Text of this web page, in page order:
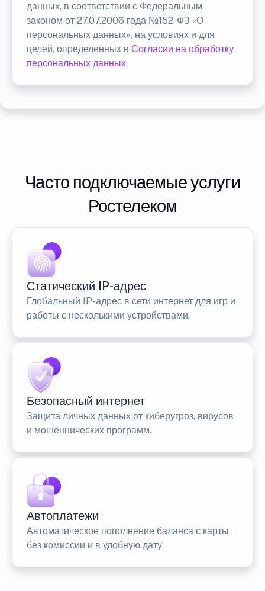
данных, в соответствии с Федеральным
законом от 27.07.2006 года №152-ФЗ «О
персональных данных», на условиях и для
целей, определенных в Согласии на обработку
персональных данных
Часто подключаемые услуги
Ростелеком
Статический IP-адрес
Глобальный IP-адрес в сети интернет для игр и
работы с несколькими устройствами.
Безопасный интернет
Защита личных данных от киберугроз, вирусов
и мошеннических программ.
Автоплатежи
Автоматическое пополнение баланса с карты
без комиссии и в удобную дату.